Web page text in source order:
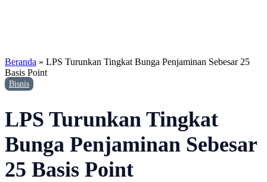
Beranda » LPS Turunkan Tingkat Bunga Penjaminan Sebesar 25
Basis Point
Bisnis
LPS Turunkan Tingkat
Bunga Penjaminan Sebesar
25 Basis Point